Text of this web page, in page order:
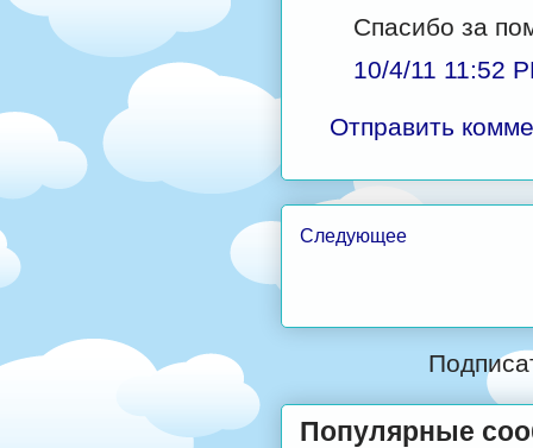
Спасибо за
10/4/11 11:52
Отправить
Следующее
Популярные